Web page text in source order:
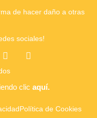
de hacer daño a otras
sociales!
T
w
i
t
r
Y
o
u
e
clic aquí.
Política de Cookies